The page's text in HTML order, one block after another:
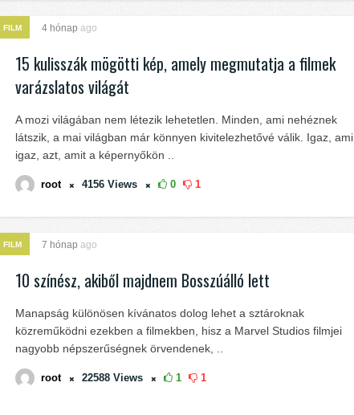
FILM 4 hónap ago
15 kulisszák mögötti kép, amely megmutatja a filmek
varázslatos világát
A mozi világában nem létezik lehetetlen. Minden, ami nehéznek
látszik, a mai világban már könnyen kivitelezhetővé válik. Igaz, ami
igaz, azt, amit a képernyőkön ..
root 4156 Views 0 1
FILM 7 hónap ago
10 színész, akiből majdnem Bosszúálló lett
Manapság különösen kívánatos dolog lehet a sztároknak
közreműködni ezekben a filmekben, hisz a Marvel Studios filmjei
nagyobb népszerűségnek örvendenek, ..
root 22588 Views 1 1